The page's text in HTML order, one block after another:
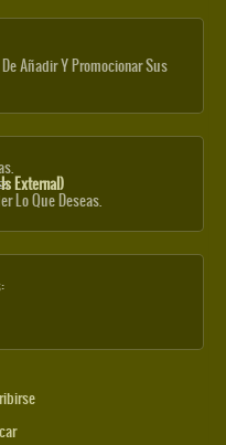
Añadir Y Promocionar Sus
External)
Lo Que Deseas.